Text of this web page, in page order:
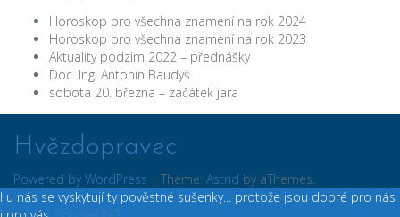
Horoskop pro všechna znamení na rok 2024
Horoskop pro všechna znamení na rok 2023
Aktuality podzim 2022 – přednášky
Doc. Ing. Antonín Baudyš
sobota 20. března – začátek jara
Hvězdopravec
Powered by WordPress | Theme: Astrid by aThemes.
I u nás se vyskytují ty pověstné sušenky... protože jsou dobré pro nás